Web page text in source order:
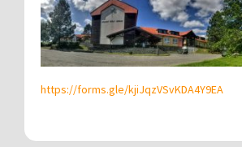
https://forms.gle/kjiJqzVSvKDA4Y9EA